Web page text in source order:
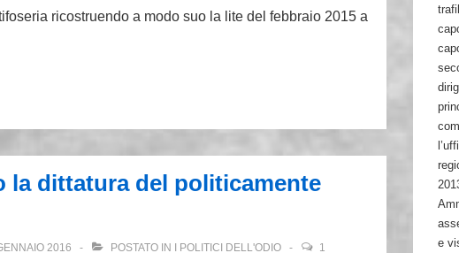
ricostruendo a modo suo la lite del febbraio 2015 a
la dittatura del politicamente
2016 POSTATO IN I POLITICI DELL'ODIO
1
e